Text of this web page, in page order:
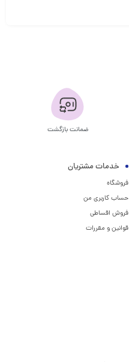
ضمانت بازگشت
خدمات مشتریان
فروشگاه
حساب کاربری من
فروش اقساطی
قوانین و مقررات